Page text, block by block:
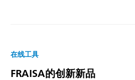
在线工具
FRAISA的创新新品